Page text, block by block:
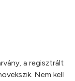
a regisztrált
Nem kell